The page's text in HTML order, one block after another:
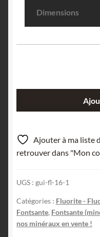
Dimensions
(sceptre),
mine
de
Tanneron,
Var.
Ajouter à ma liste
retrouver dans "Mon
UGS : gui-fl-16-1
Catégories : Fluorite -
Fontsante, Fontsante
nos minéraux en vente !